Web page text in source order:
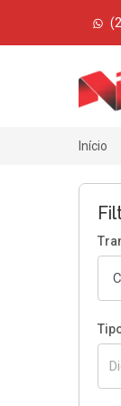
Início